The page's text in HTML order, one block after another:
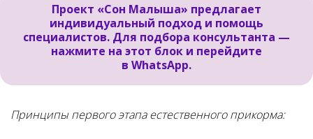
Проект «Сон Малыша» предлагает
индивидуальный подход и помощь
специалистов. Для подбора консультанта —
нажмите на этот блок и перейдите
в WhatsApp.
Принципы первого этапа естественного прикорма: